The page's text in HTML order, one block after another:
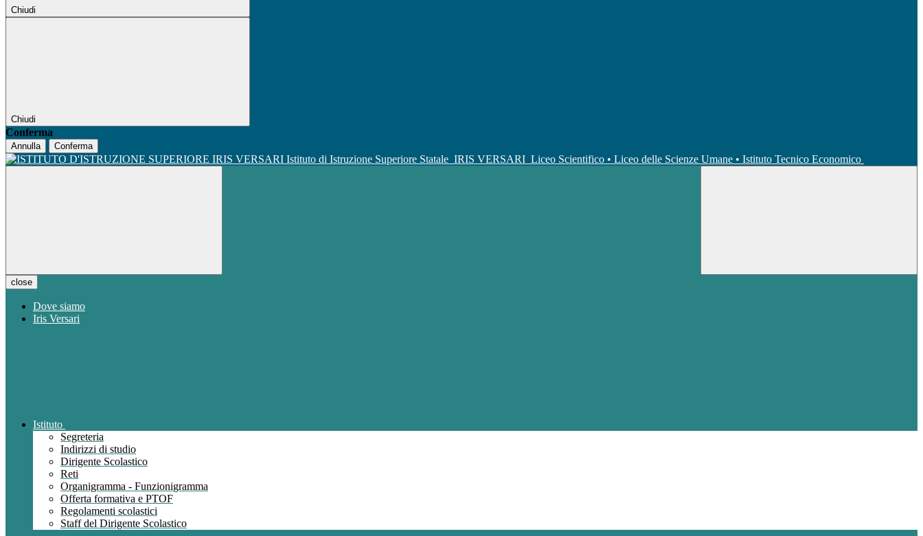
Chiudi
Chiudi
Conferma
Annulla Conferma
Istituto di Istruzione Superiore Statale IRIS VERSARI Liceo Scientifico • Liceo delle Scienze Umane • Istituto Tecnico Economico
close
Dove siamo
Iris Versari
Istituto
Segreteria
Indirizzi di studio
Dirigente Scolastico
Reti
Organigramma - Funzionigramma
Offerta formativa e PTOF
Regolamenti scolastici
Staff del Dirigente Scolastico